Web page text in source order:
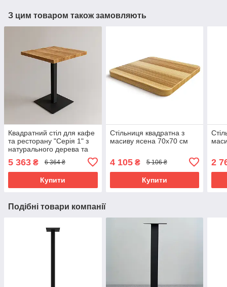
З цим товаром також замовляють
Квадратний стіл для кафе
та ресторану "Серія 1" з
натурального дерева та
5 363 ₴ 6 364 ₴
Купити
Стільниця квадратна з
масиву ясена 70х70 см
4 105₴ 5 106 ₴
Купити
2
Подібні товари компанії